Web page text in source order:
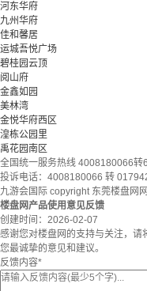
河东华府
九州华府
佳和馨居
运城吾悦广场
碧桂园云顶
阅山府
金鑫如园
美林湾
金悦华府西区
湟栋公园里
禹花园南区
全国统一服务热线 4008180066转
投诉电话：4008180066 转
九游会国际 copyright 东莞楼盘网
楼盘网产品使用意见反馈
创建时间： 2026-02-07
感谢您对楼盘网的支持与关注，请
您最诚挚的意见和建议。
反馈内容*